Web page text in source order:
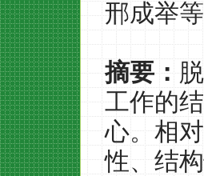
邢成举
摘要：
工作的
心。相
性、结